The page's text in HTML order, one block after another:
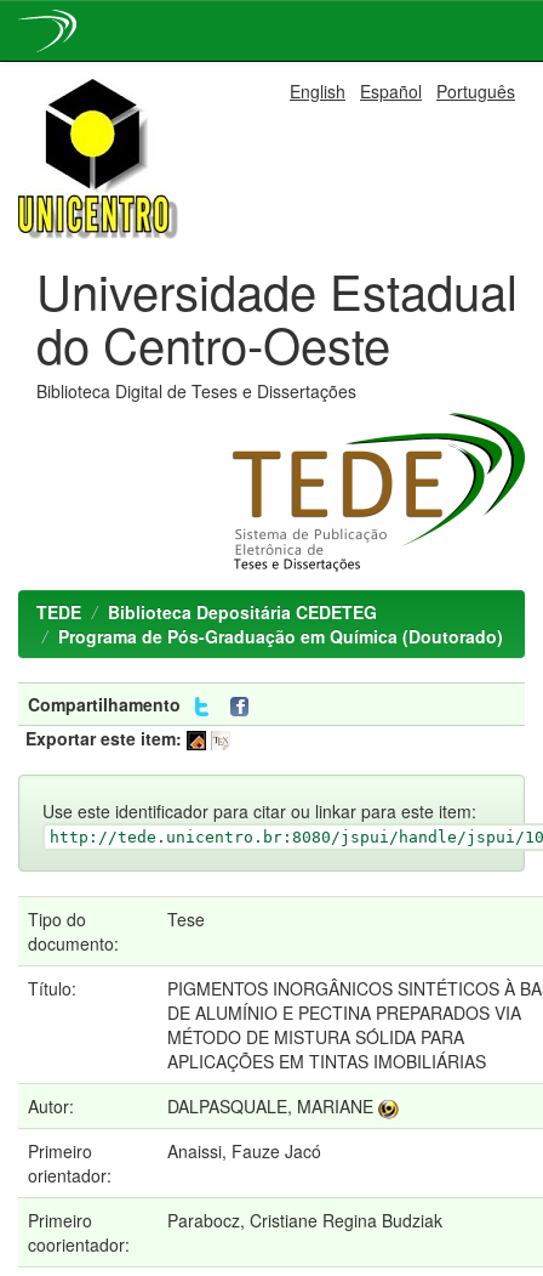
navigation
English Español Português
Universidade Estadual
do Centro-Oeste
Biblioteca Digital de Teses e Dissertações
TEDE
Biblioteca Depositária CEDETEG
Programa de Pós-Graduação em Química (Doutorado)
Compartilhamento
Exportar este item:
Use este identificador para citar ou linkar para este item:
http://tede.unicentro.br:8080/jspui/handle/jspui/
Tipo do
documento:
Tese
Título:
PIGMENTOS INORGÂNICOS SINTÉTICOS À
DE ALUMÍNIO E PECTINA PREPARADOS VIA
MÉTODO DE MISTURA SÓLIDA PARA
APLICAÇÕES EM TINTAS IMOBILIÁRIAS
Autor:
DALPASQUALE, MARIANE
Primeiro
orientador:
Anaissi, Fauze Jacó
Primeiro
coorientador:
Parabocz, Cristiane Regina Budziak